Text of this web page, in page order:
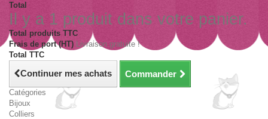
Total
Il y a 1 produit dans votre panier.
Total produits TTC
Frais de port (HT) Livraison gratuite !
Total TTC
Continuer mes achats Commander
Catégories
Bijoux
Colliers